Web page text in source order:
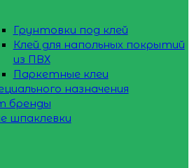
Грунтовки под клей
Клей для напольных покрытий
из ПВХ
Паркетные клеи
назначения
бренды
шпаклевки